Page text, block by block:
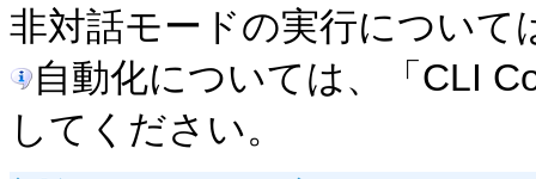
非対話モードの実行について
自動化については、「CLI
してください。